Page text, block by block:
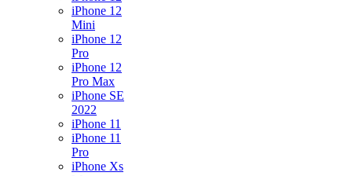
iPhone 12
Mini
iPhone 12
Pro
iPhone 12
Pro Max
iPhone SE
2022
iPhone 11
iPhone 11
Pro
iPhone Xs